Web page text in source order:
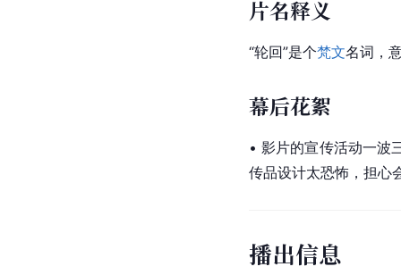
片名释义
“轮回”是个梵文名词，
幕后花絮
• 影片的宣传活动一
传品设计太恐怖，担心
播出信息